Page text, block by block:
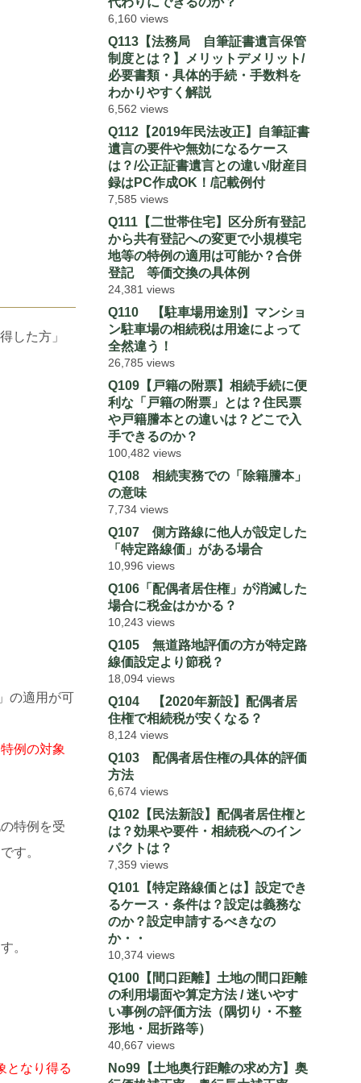
した方」
の適用が可
特例の対象
特例を受
す。
。
となり得る
6,160 views
Q113【法務局 自筆証書遺言保管
制度とは？】メリットデメリット/
必要書類・具体的手続・手数料を
わかりやすく解説
6,562 views
Q112【2019年民法改正】自筆証書
遺言の要件や無効になるケース
は？/公正証書遺言との違い/財産目
録はPC作成OK！/記載例付
7,585 views
Q111【二世帯住宅】区分所有登記
から共有登記への変更で小規模宅
地等の特例の適用は可能か？合併
登記 等価交換の具体例
24,381 views
Q110 【駐車場用途別】マンショ
ン駐車場の相続税は用途によって
全然違う！
26,785 views
Q109【戸籍の附票】相続手続に便
利な「戸籍の附票」とは？住民票
や戸籍謄本との違いは？どこで入
手できるのか？
100,482 views
Q108 相続実務での「除籍謄本」
の意味
7,734 views
Q107 側方路線に他人が設定した
「特定路線価」がある場合
10,996 views
Q106「配偶者居住権」が消滅した
場合に税金はかかる？
10,243 views
Q105 無道路地評価の方が特定路
線価設定より節税？
18,094 views
Q104 【2020年新設】配偶者居
住権で相続税が安くなる？
8,124 views
Q103 配偶者居住権の具体的評価
方法
6,674 views
Q102【民法新設】配偶者居住権と
は？効果や要件・相続税へのイン
パクトは？
7,359 views
Q101【特定路線価とは】設定でき
るケース・条件は？設定は義務な
のか？設定申請するべきなの
か・・
10,374 views
Q100【間口距離】土地の間口距離
の利用場面や算定方法 / 迷いやす
い事例の評価方法（隅切り・不整
形地・屈折路等）
40,667 views
No99【土地奥行距離の求め方】奥